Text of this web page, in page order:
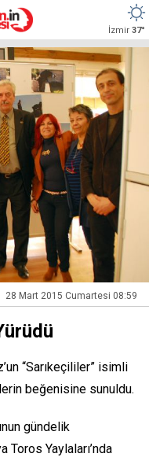
İzmir 37°
28 Mart 2015 Cumartesi 08:59
“Sarıkeçililer” isimli
beğenisine sunuldu.
gündelik
Toros Yaylaları’nda